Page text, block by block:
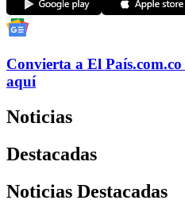
Convierta a El País.com.co
aquí
Noticias
Destacadas
Noticias Destacadas